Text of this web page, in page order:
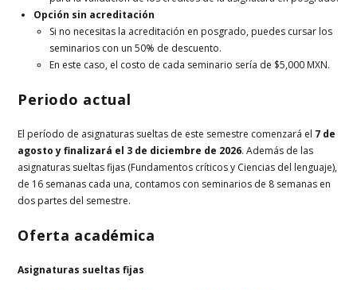
Opción sin acreditación
Si no necesitas la acreditación en posgrado, puedes cursar los
seminarios con un 50% de descuento.
En este caso, el costo de cada seminario sería de $5,000 MXN.
Periodo actual
El período de asignaturas sueltas de este semestre comenzará el 7 de
agosto y finalizará el 3 de diciembre de 2026. Además de las
asignaturas sueltas fijas (Fundamentos críticos y Ciencias del lenguaje),
de 16 semanas cada una, contamos con seminarios de 8 semanas en
dos partes del semestre.
Oferta académica
Asignaturas sueltas fijas